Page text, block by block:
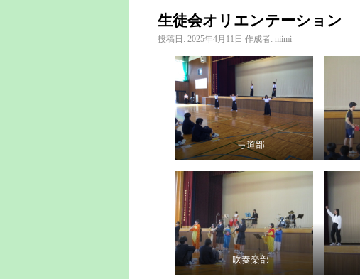
生徒会オリエンテーション
投稿日: 2025年4月11日 作成者: niimi
弓道部
吹奏楽部